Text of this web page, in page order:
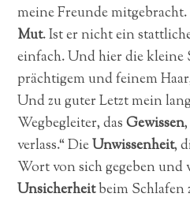
meine Freunde
Mut. Ist er nicht ein
einfach. Und hier die kleine
prächtigem und feinem
Und zu guter Letzt mein
Wegbegleiter, dasGewissen
verlass.“ DieUnwissenheit,
Wort von sich gegeben und
Unsicherheitbeim Schlafen